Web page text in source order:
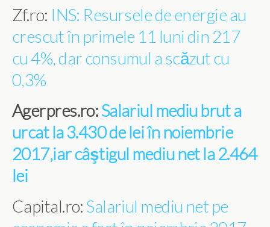
Zf.ro: INS: Resursele de energie au
crescut în primele 11 luni din 217
cu 4%, dar consumul a scăzut cu
0,3%
Agerpres.ro:Salariul mediu brut a
urcat la 3.430 de lei în noiembrie
2017,iar câştigul mediu net la 2.464
lei
Capital.ro: Salariul mediu net pe